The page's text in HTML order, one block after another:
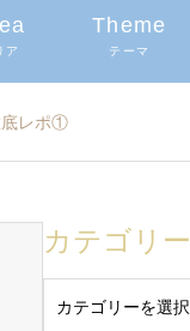
ア
Theme
テーマ
底レポ①
カテゴリー